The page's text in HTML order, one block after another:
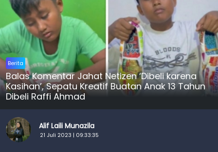
Berita
Balas Komentar Jahat Netizen ‘Dibeli karena
Kasihan’, Sepatu Kreatif Buatan Anak 13 Tahun
Dibeli Raffi Ahmad
Alif Laili Munazila
21 Juli 2023 | 09:33:35